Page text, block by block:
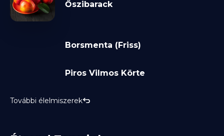
Őszibarack
Borsmenta (Friss)
Piros Vilmos Körte
További élelmiszerek